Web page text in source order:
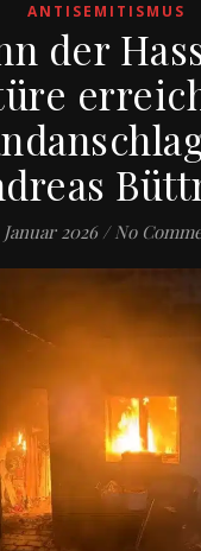
ANTISEMITISMUS
der
Januar 2026 / No